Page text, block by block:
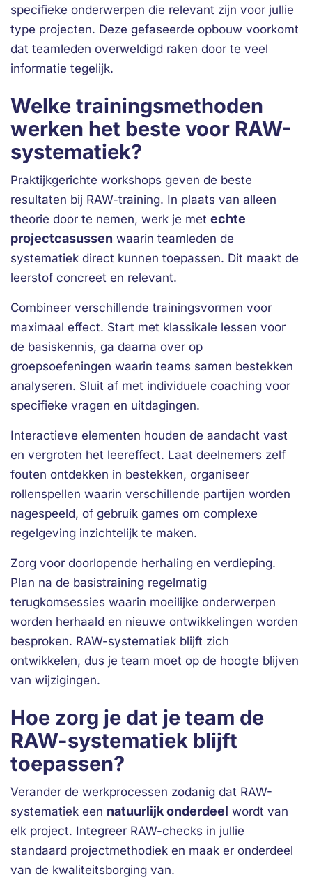
specifieke onderwerpen die relevant zijn voor jullie
type projecten. Deze gefaseerde opbouw voorkomt
dat teamleden overweldigd raken door te veel
informatie tegelijk.
Welke trainingsmethoden
werken het beste voor RAW-
systematiek?
Praktijkgerichte workshops geven de beste
resultaten bij RAW-training. In plaats van alleen
theorie door te nemen, werk je met echte
projectcasussen waarin teamleden de
systematiek direct kunnen toepassen. Dit maakt de
leerstof concreet en relevant.
Combineer verschillende trainingsvormen voor
maximaal effect. Start met klassikale lessen voor
de basiskennis, ga daarna over op
groepsoefeningen waarin teams samen bestekken
analyseren. Sluit af met individuele coaching voor
specifieke vragen en uitdagingen.
Interactieve elementen houden de aandacht vast
en vergroten het leereffect. Laat deelnemers zelf
fouten ontdekken in bestekken, organiseer
rollenspellen waarin verschillende partijen worden
nagespeeld, of gebruik games om complexe
regelgeving inzichtelijk te maken.
Zorg voor doorlopende herhaling en verdieping.
Plan na de basistraining regelmatig
terugkomsessies waarin moeilijke onderwerpen
worden herhaald en nieuwe ontwikkelingen worden
besproken. RAW-systematiek blijft zich
ontwikkelen, dus je team moet op de hoogte blijven
van wijzigingen.
Hoe zorg je dat je team de
RAW-systematiek blijft
toepassen?
Verander de werkprocessen zodanig dat RAW-
systematiek een natuurlijk onderdeel wordt van
elk project. Integreer RAW-checks in jullie
standaard projectmethodiek en maak er onderdeel
van de kwaliteitsborging van.